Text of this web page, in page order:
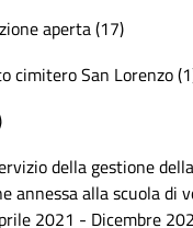
aperta (17)
cimitero San Lorenzo
della gestione
annessa alla scuola di
2021 - Dicembre